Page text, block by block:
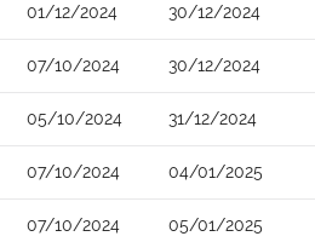
01/12/2024 30/12/2024
07/10/2024 30/12/2024
05/10/2024 31/12/2024
07/10/2024 04/01/2025
07/10/2024 05/01/2025